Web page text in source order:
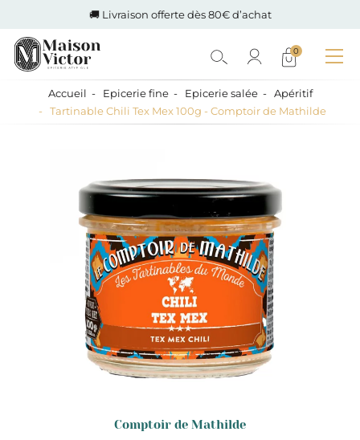
🚚 Livraison offerte dès 80€ d’achat
0
Accueil Epicerie fine Epicerie salée
Apéritif
Tartinable Chili Tex Mex 100g - Comptoir de Mathilde
Comptoir de Mathilde